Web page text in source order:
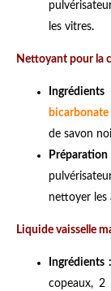
les vitres.
Nettoyant pour la
bicarbonate
de savon
Préparation
nettoyer les
Liquide vaisselle
Ingrédients :
copeaux, 2